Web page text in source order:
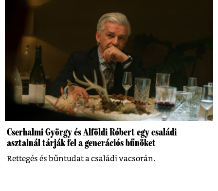
Cserhalmi György és Alföldi Róbert egy családi
asztalnál tárják fel a generációs bűnöket
Rettegés és bűntudat a családi vacsorán.